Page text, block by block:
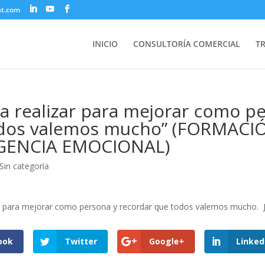
INICIO CONSULTORÍA COMERCIAL
a realizar para mejorar como
valemos mucho”
EMOCIONAL)
categoría
para mejorar como persona y recordar que todos valemos mucho.
Twitter Google+